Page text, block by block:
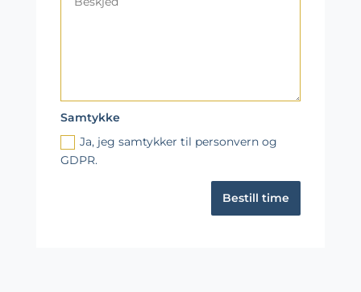
Samtykke
Ja, jeg samtykker til personvern og
GDPR.
Bestill time